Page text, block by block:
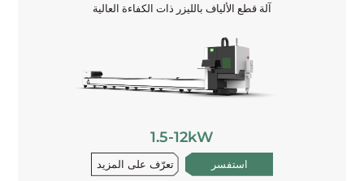
آلة قطع الألياف بالليزر ذات الكفاءة العالية
1.5-12kW
تعرّف على المزيد استفسر